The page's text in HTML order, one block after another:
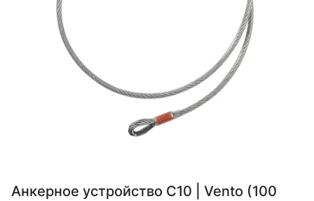
Анкерное устройство С10 | Vento (100